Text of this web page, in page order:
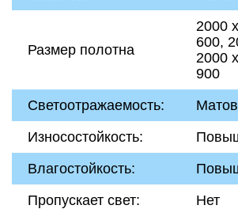
Размер полотна
2000
600,
2000
900
Светоотражаемость:
Износостойкость:
Влагостойкость:
Пропускает свет:
Нет